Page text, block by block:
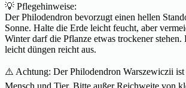
💡 Pflegehinweise:
Der Philodendron bevorzugt einen hellen
Sonne. Halte die Erde leicht feucht, aber
Winter darf die Pflanze etwas trockener
leicht düngen reicht aus.
⚠️ Achtung: Der Philodendron Warszewiczii
Mensch und Tier. Bitte außer Reichweite von